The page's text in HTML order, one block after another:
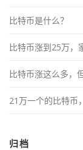
比特币是什么？
比特币涨到25万，
比特币涨这么多，
21万一个的比特币
归档